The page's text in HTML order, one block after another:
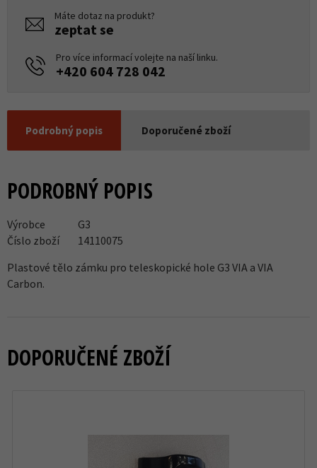
Máte dotaz na produkt?
zeptat se
Pro více informací volejte na naší linku.
+420 604 728 042
Podrobný popis Doporučené zboží
PODROBNÝ POPIS
Výrobce
G3
Číslo zboží
14110075
Plastové tělo zámku pro teleskopické hole G3 VIA a VIA
Carbon.
DOPORUČENÉ ZBOŽÍ